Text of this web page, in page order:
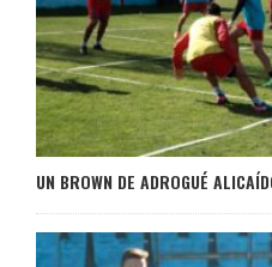
UN BROWN DE ADROGUÉ